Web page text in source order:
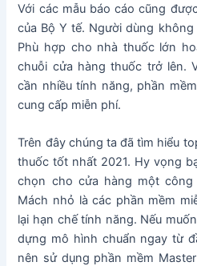
Với các mẫu báo cáo cũng
của Bộ Y tế. Người dùng
Phù hợp cho nhà thuốc lớn
chuỗi cửa hàng thuốc trở lên.
cần nhiều tính năng, phần
cung cấp miễn phí.
Trên đây chúng ta đã tìm hiểu
thuốc tốt nhất 2021. Hy vọng
chọn cho cửa hàng một
Mách nhỏ là các phần mềm
lại hạn chế tính năng. Nếu
dựng mô hình chuẩn ngay từ
nên sử dụng phần mềm